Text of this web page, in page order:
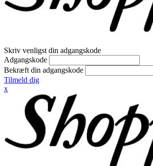
Skriv venligst din adgangskode
Adgangskode
Bekræft din adgangskode
Tilmeld dig
x